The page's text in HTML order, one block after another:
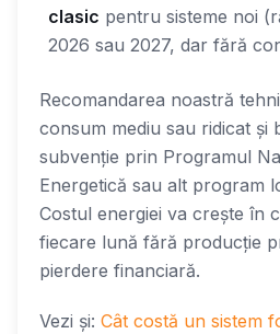
clasic pentru sisteme noi
2026 sau 2027, dar fără
Recomandarea noastră
consum mediu sau ridicat și
subvenție prin Programul
Energetică sau alt program
Costul energiei va crește în
fiecare lună fără producție
pierdere financiară.
Vezi și: Cât costă un sistem